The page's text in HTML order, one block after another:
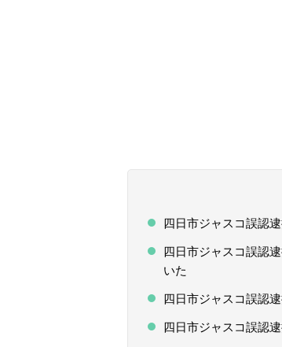
四日市ジャスコ誤認
四日市ジャスコ誤認
いた
四日市ジャスコ誤認
四日市ジャスコ誤認